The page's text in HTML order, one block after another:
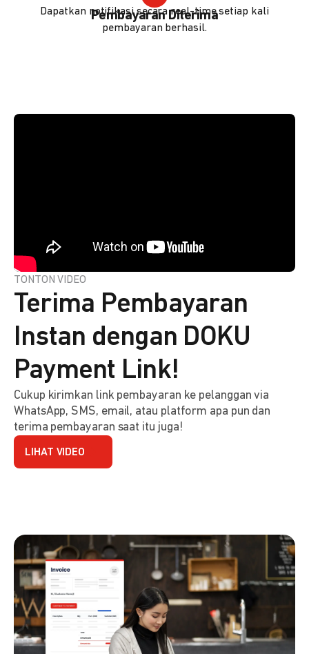
Pembayaran Diterima
Dapatkan notifikasi secara real-time setiap kali
pembayaran berhasil.
TONTON VIDEO
Terima Pembayaran
Instan dengan DOKU
Payment Link!
Cukup kirimkan link pembayaran ke pelanggan via
WhatsApp, SMS, email, atau platform apa pun dan
terima pembayaran saat itu juga!
LIHAT VIDEO